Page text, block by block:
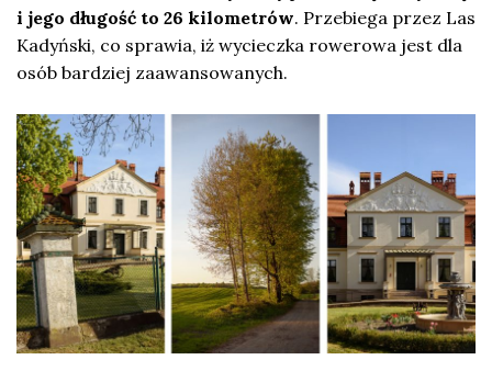
i jego długość to 26 kilometrów. Przebiega przez Las
Kadyński, co sprawia, iż wycieczka rowerowa jest dla
osób bardziej zaawansowanych.